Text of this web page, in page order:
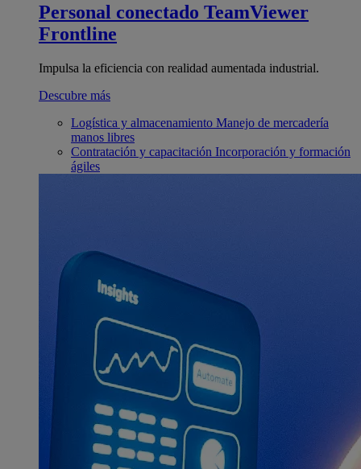
Personal conectado TeamViewer
Frontline
Impulsa la eficiencia con realidad aumentada industrial.
Descubre más
Logística y almacenamiento Manejo de mercadería
manos libres
Contratación y capacitación Incorporación y formación
ágiles